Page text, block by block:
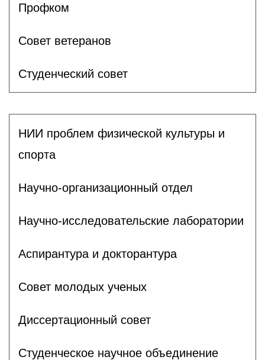
Профком
Совет ветеранов
Студенческий совет
НИИ проблем физической культуры и
спорта
Научно-организационный отдел
Научно-исследовательские лаборатории
Аспирантура и докторантура
Совет молодых ученых
Диссертационный совет
Студенческое научное объединение